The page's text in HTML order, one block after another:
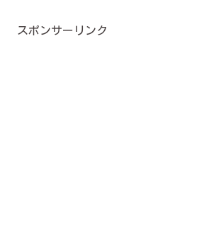
スポンサーリンク